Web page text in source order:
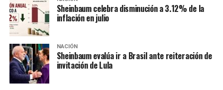
Sheinbaum celebra disminución a 3.12% de la
inflación en julio
NACIÓN
Sheinbaum evalúa ir a Brasil ante reiteración de
invitación de Lula